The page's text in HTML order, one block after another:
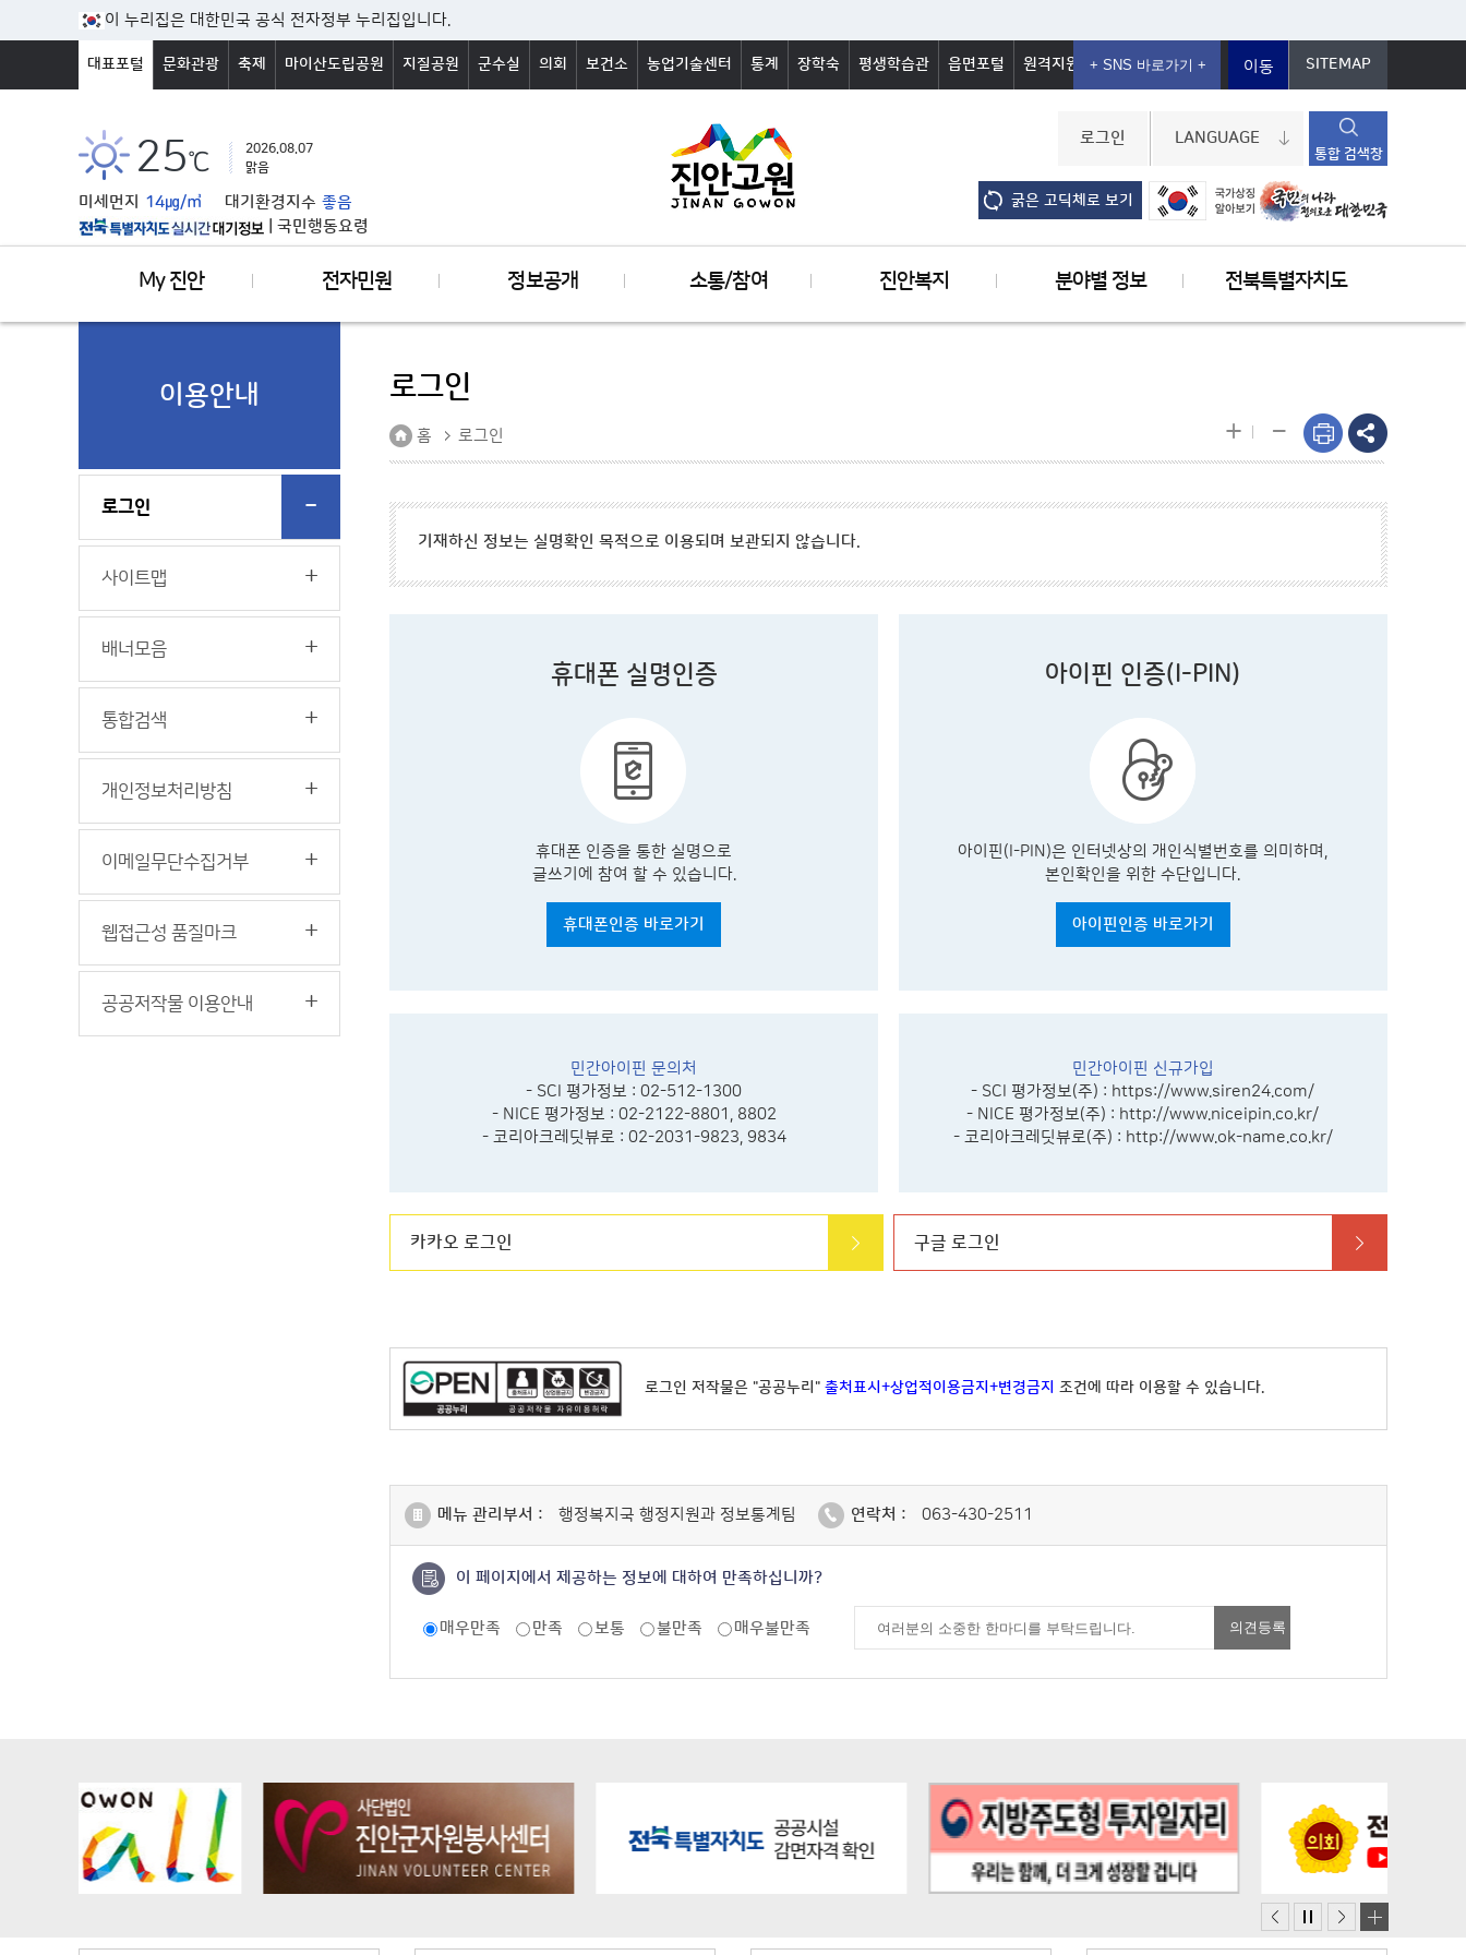
본문바로가기 이 누리집은 대한민국 공식 전자정부 누리집입니다.
대표포털 문화관광 축제 마이산도립공원 지질공원 군수실 의회 보건소 농업기술센터 통계 장학숙 평생학습관 읍면포털 원격지원 이동 SITEMAP
25℃
2026.08.07
맑음
미세먼지 14㎍/㎥ 대기환경지수 좋음
국민행동요령
로그인 LANGUAGE
통합 검색창
굵은 고딕체로 보기
My 진안 전자민원 정보공개 소통/참여 진안복지 분야별 정보 전북특별자치도
이용안내
로그인
사이트맵
배너모음
통합검색
개인정보처리방침
이메일무단수집거부
웹접근성 품질마크
공공저작물 이용안내
로그인
홈 로그인 + -
기재하신 정보는 실명확인 목적으로 이용되며 보관되지 않습니다.
휴대폰 실명인증
휴대폰 인증을 통한 실명으로
글쓰기에 참여 할 수 있습니다.
휴대폰인증 바로가기
아이핀 인증(I-PIN)
아이핀(I-PIN)은 인터넷상의 개인식별번호를 의미하며,
본인확인을 위한 수단입니다.
아이핀인증 바로가기
민간아이핀 문의처
- SCI 평가정보 : 02-512-1300
- NICE 평가정보 : 02-2122-8801, 8802
- 코리아크레딧뷰로 : 02-2031-9823, 9834
민간아이핀 신규가입
- SCI 평가정보(주) : https://www.siren24.com/
- NICE 평가정보(주) : http://www.niceipin.co.kr/
- 코리아크레딧뷰로(주) : http://www.ok-name.co.kr/
카카오 로그인 구글 로그인
로그인 저작물은 "공공누리" 출처표시+상업적이용금지+변경금지 조건에 따라 이용할 수 있습니다.
메뉴 관리부서 : 행정복지국 행정지원과 정보통계팀 연락처 : 063-430-2511
이 페이지에서 제공하는 정보에 대하여 만족하십니까?
매우만족 만족 보통 불만족 매우불만족